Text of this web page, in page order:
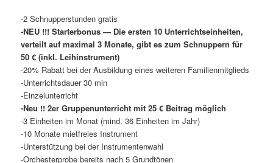
-2 Schnupperstunden gratis
-NEU !!! Starterbonus — Die ersten 10 Unterrichtseinheiten,
verteilt auf maximal 3 Monate, gibt es zum Schnuppern für
50 € (inkl. Leihinstrument)
-20% Rabatt bei der Ausbildung eines weiteren Familienmitglieds
-Unterrichtsdauer 30 min
-Einzelunterricht
-Neu !! 2er Gruppenunterricht mit 25 € Beitrag möglich
-3 Einheiten im Monat (mind. 36 Einheiten im Jahr)
-10 Monate mietfreies Instrument
-Unterstützung bei der Instrumentenwahl
-Orchesterprobe bereits nach 5 Grundtönen